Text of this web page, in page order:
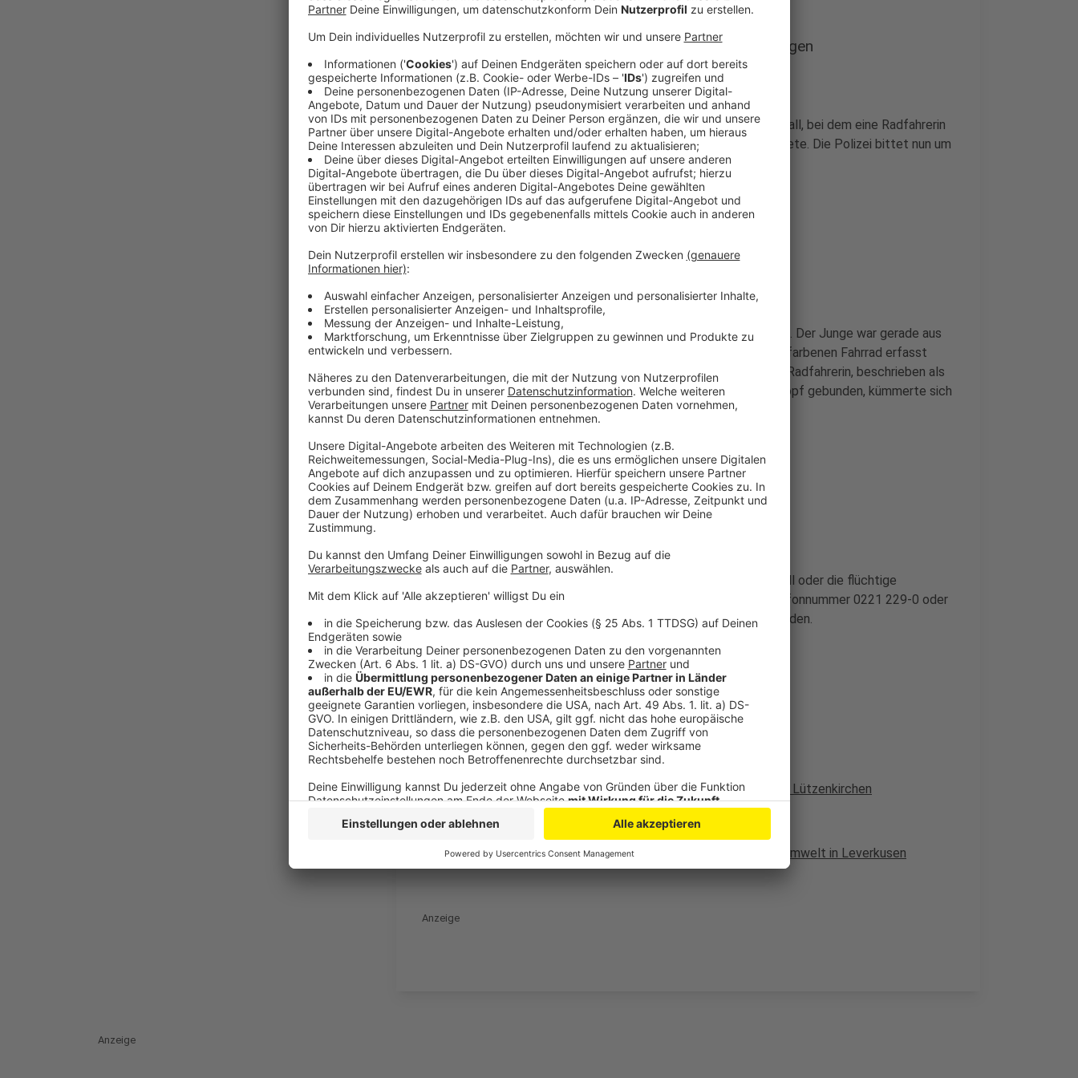
Mutmaßliche Unfallflucht in Opladen: Polizei sucht Zeugen
Anzeige
Am Donnerstag (13. März 2025) ereignete sich in Opladen ein Unfall, bei dem eine Radfahrerin
nach einem Zusammenstoß mit einem achtjährigen Jungen flüchtete. Die Polizei bittet nun um
Mithilfe beider Suche nach der Fahrerin.
Anzeige
Details zum Unfallhergang
Der Vorfall ereignete sich gegen 7.50 Uhr an der Rennbaumstraße. Der Junge war gerade aus
dem Bus ausgestiegen, als er auf dem Gehweg von einem orangefarbenen Fahrrad erfasst
wurde. Beide stürzten, wobei der Junge Schürfwunden erlitt. Die Radfahrerin, beschrieben als
etwa 17 bis 20 Jahre alt, schlank, mit braunen Haaren zu einem Zopf gebunden, kümmerte sich
nicht um das verletzte Kind und fuhr weiter in Richtung Opladen.
Anzeige
Zeugenaufruf der Polizei
Die Polizei bittet dringend um Hinweise von Zeugen, die den Unfall oder die flüchtige
Radfahrerin gesehen haben. Informationen können unter der Telefonnummer 0221 229-0 oder
per E-Mail anpoststelle.koeln@polizei.nrw.deweitergegeben werden.
Anzeige
Mehr News auf Leverkusen
Anzeige
Feuerwehr Leverkusen im Einsatz: Balkonbrand und Evakuierung in Lützenkirchen
Wohnsitzanmeldung in Leverkusen jetzt online möglich
Müllsammelaktion am Wupperufer: Gemeinsam für eine saubere Umwelt in Leverkusen
Anzeige
Anzeige